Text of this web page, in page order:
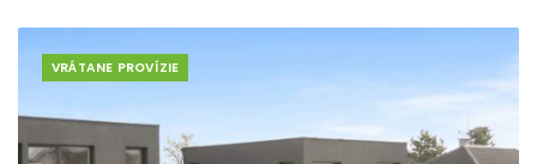
VRÁTANE PROVÍZIE